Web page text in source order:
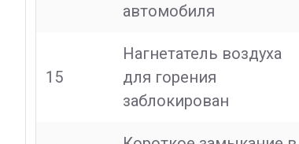
автомобиля
15
Нагнетатель воздуха
для горения
заблокирован